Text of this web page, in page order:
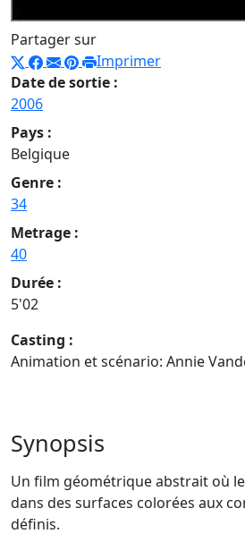
Partager sur
Imprimer
Date de sortie :
2006
Pays :
Belgique
Genre :
34
Metrage :
40
Durée :
5'02
Casting :
Animation et scénario: Annie
Synopsis
Un film géométrique abstrait où
dans des surfaces colorées aux
définis.